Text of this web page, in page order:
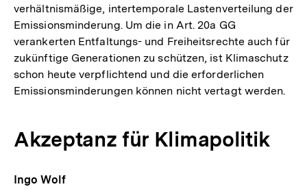
verhältnismäßige, intertemporale Lastenverteilung der
Emissionsminderung. Um die in Art. 20a GG
verankerten Entfaltungs- und Freiheitsrechte auch für
zukünftige Generationen zu schützen, ist Klimaschutz
schon heute verpflichtend und die erforderlichen
Emissionsminderungen können nicht vertagt werden.
Akzeptanz für Klimapolitik
Ingo Wolf